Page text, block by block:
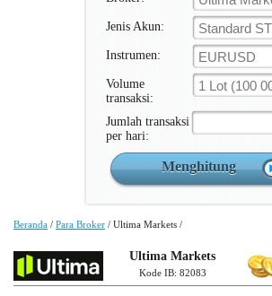
Jenis Akun: Standard
Instrumen: EURUSD
Volume
transaksi:
1 Lot (100
Jumlah transaksi
per hari:
Beranda / Para Broker / Ultima Markets /
Ultima Markets
Kode IB: 82083